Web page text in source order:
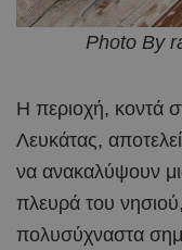
Photo By
Η περιοχή, κοντά
Λευκάτας,
να ανακαλύψουν
πλευρά του
πολυσύχναστα